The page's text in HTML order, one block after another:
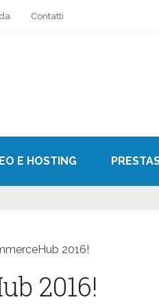
Contatti
E HOSTING
2016!
2016!